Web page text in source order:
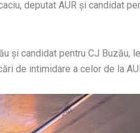
deputat AUR și candidat
și candidat pentru CJ Buzău,
de intimidare a celor de la